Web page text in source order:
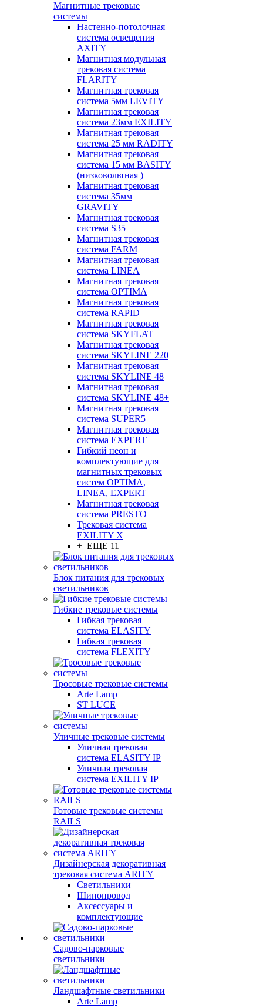
Магнитные трековые
системы
Настенно-потолочная
система освещения
AXITY
Магнитная модульная
трековая система
FLARITY
Магнитная трековая
система 5мм LEVITY
Магнитная трековая
система 23мм EXILITY
Магнитная трековая
система 25 мм RADITY
Магнитная трековая
система 15 мм BASITY
(низковольтная )
Магнитная трековая
система 35мм
GRAVITY
Магнитная трековая
система S35
Магнитная трековая
система FARM
Магнитная трековая
система LINEA
Магнитная трековая
система OPTIMA
Магнитная трековая
система RAPID
Магнитная трековая
система SKYFLAT
Магнитная трековая
система SKYLINE 220
Магнитная трековая
система SKYLINE 48
Магнитная трековая
система SKYLINE 48+
Магнитная трековая
система SUPER5
Магнитная трековая
система EXPERT
Гибкий неон и
комплектующие для
магнитных трековых
систем OPTIMA,
LINEA, EXPERT
Магнитная трековая
система PRESTO
Трековая система
EXILITY X
+ ЕЩЕ 11
Блок питания для трековых
светильников
Гибкие трековые системы
Гибкая трековая
система ELASITY
Гибкая трековая
система FLEXITY
Тросовые трековые системы
Arte Lamp
ST LUCE
Уличные трековые системы
Уличная трековая
система ELASITY IP
Уличная трековая
система EXILITY IP
Готовые трековые системы
RAILS
Дизайнерская декоративная
трековая система ARITY
Светильники
Шинопровод
Аксессуары и
комплектующие
Садово-парковые
светильники
Ландшафтные светильники
Arte Lamp